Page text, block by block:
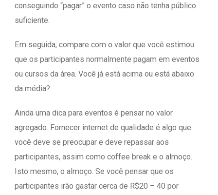
conseguindo “pagar” o evento caso não tenha público
suficiente.
Em seguida, compare com o valor que você estimou
que os participantes normalmente pagam em eventos
ou cursos da área. Você já está acima ou está abaixo
da média?
Ainda uma dica para eventos é pensar no valor
agregado. Fornecer internet de qualidade é algo que
você deve se preocupar e deve repassar aos
participantes, assim como coffee break e o almoço.
Isto mesmo, o almoço. Se você pensar que os
participantes irão gastar cerca de R$20 – 40 por